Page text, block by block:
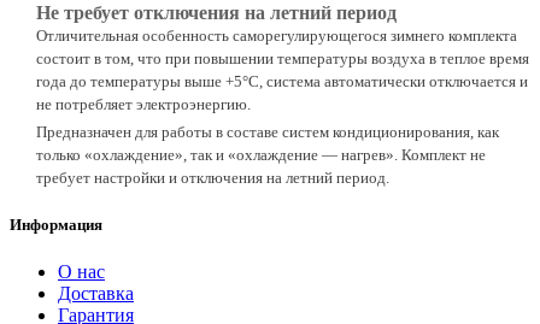
Не требует отключения на летний период
Отличительная особенность саморегулирующегося зимнего комплекта
состоит в том, что при повышении температуры воздуха в теплое время
года до температуры выше +5°С, система автоматически отключается и
не потребляет электроэнергию.
Предназначен для работы в составе систем кондиционирования, как
только «охлаждение», так и «охлаждение — нагрев». Комплект не
требует настройки и отключения на летний период.
Информация
О нас
Доставка
Гарантия